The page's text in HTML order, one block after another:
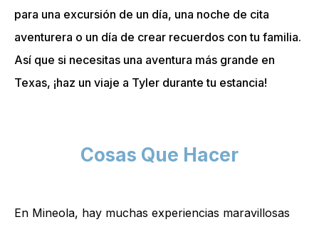
para una excursión de un día, una noche de cita
aventurera o un día de crear recuerdos con tu familia.
Así que si necesitas una aventura más grande en
Texas, ¡haz un viaje a Tyler durante tu estancia!
Cosas Que Hacer
En Mineola, hay muchas experiencias maravillosas